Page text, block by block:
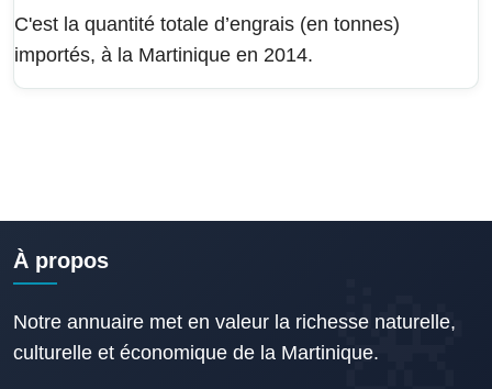
C'est la quantité totale d’engrais (en tonnes)
importés, à la Martinique en 2014.
À propos
Notre annuaire met en valeur la richesse naturelle,
culturelle et économique de la Martinique.